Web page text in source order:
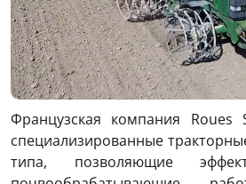
Французская компания Roues
специализированные
типа, позволяющие